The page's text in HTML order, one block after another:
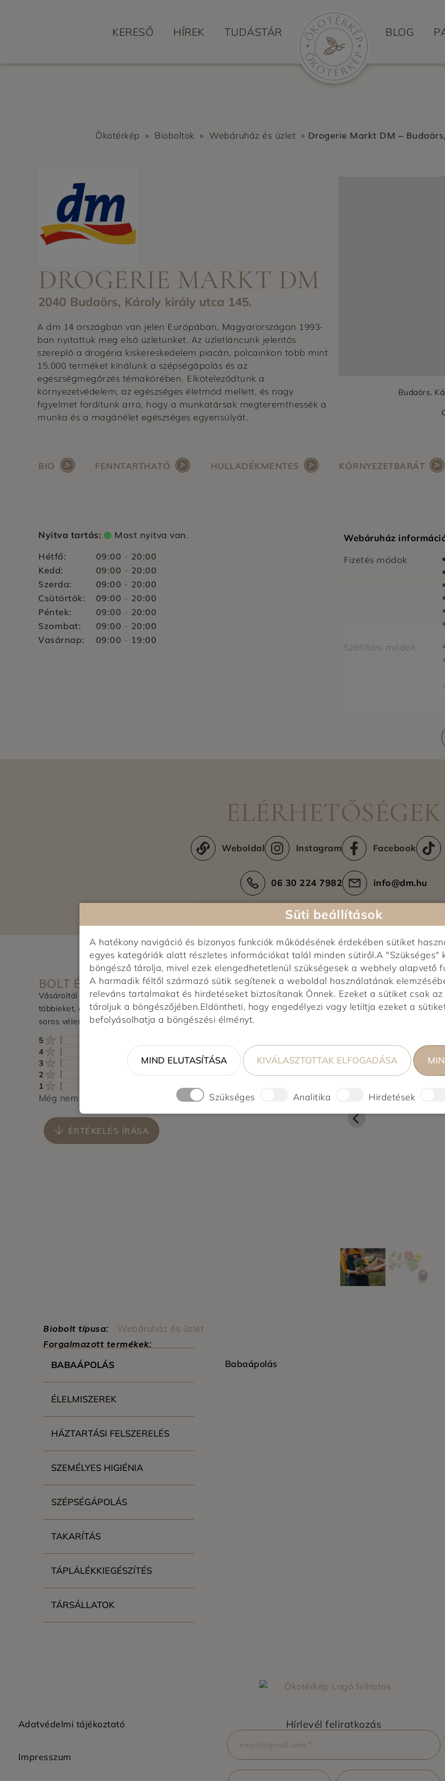
KERESŐ HÍREK TUDÁSTÁR BLOG
Ökotérkép » Bioboltok » Webáruház és üzlet » Drogerie Markt DM –
DROGERIE MARKT DM
2040 Budaörs, Károly király utca 145.
A dm 14 országban van jelen Európában, Magyarországon 1993-
ban nyitottuk meg első üzletünket. Az üzletláncunk jelentős
szereplő a drogéria kiskereskedelem piacán, polcainkon több mint
15.000 terméket kínálunk a szépségápolás és az
egészségmegőrzés témakörében. Elköteleződtünk a
környezetvédelem, az egészséges életmód mellett, és nagy
figyelmet fordítunk arra, hogy a munkatársak megteremthessék a
munka és a magánélet egészséges egyensúlyát.
Budaörs,
BIO FENNTARTHATÓ HULLADÉKMENTES KÖRNYEZETBARÁT
Nyitva tartás: Most nyitva van.
Hétfő: 09:00 - 20:00
Kedd:
09:00 - 20:00
Szerda:
09:00 - 20:00
Csütörtök:
09:00 - 20:00
Péntek:
09:00 - 20:00
Szombat:
09:00 - 20:00
Vasárnap:
09:00 - 19:00
Webáruház
Fizetés módok
Szállítási módok
ELÉRHETŐSÉGEK
Weboldal Instagram Facebook
06 30 224 7982 info@dm.hu
BOLT ÉRTÉKELÉSE
Vásároltál az üzletben? Segítsd a
többieket, értékeld a boltot és írj pár
soros véleményt.
0,0
0 vélemény alapján
5
4
3
0%
2
0%
1
Még nem érkezett értékelés. Légy Te az első!
ÉRTÉKELÉS ÍRÁSA
Képek feltöltés alatt...
Biobolt típusa: Webáruház és üzlet
Forgalmazott termékek:
BABAÁPOLÁS
ÉLELMISZEREK
HÁZTARTÁSI FELSZERELÉS
SZEMÉLYES HIGIÉNIA
SZÉPSÉGÁPOLÁS
TAKARÍTÁS
TÁPLÁLÉKKIEGÉSZÍTÉS
TÁRSÁLLATOK
Babaápolás
Adatvédelmi tájékoztató
Impresszum
Hírlevél feliratkozás
Süti beállítások
A hatékony navigáció és bizonyos funkciók működésének érdekében sütiket
egyes kategóriák alatt részletes információkat talál minden sütiről.A "Szükséges"
böngésző tárolja, mivel ezek elengedhetetlenül szükségesek a webhely alapvető
A harmadik féltől származó sütik segítenek a weboldal használatának
releváns tartalmakat és hirdetéseket biztosítanak Önnek. Ezeket a sütiket csak
tároljuk a böngészőjében.Eldöntheti, hogy engedélyezi vagy letiltja ezeket a
befolyásolhatja a böngészési élményt.
MIND ELUTASÍTÁSA KIVÁLASZTOTTAK ELFOGADÁSA
Szükséges Analitika Hirdetések